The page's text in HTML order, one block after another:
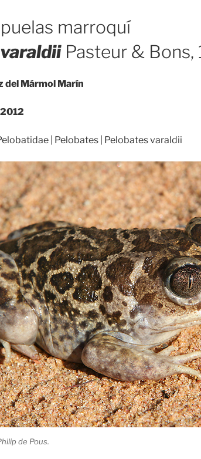
marroquí
Pasteur & Bons,
del Mármol Marín
| Pelobates | Pelobates varaldii
de Pous.